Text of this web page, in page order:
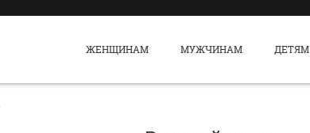
ЖЕНЩИНАМ МУЖЧИНАМ ДЕТЯМ